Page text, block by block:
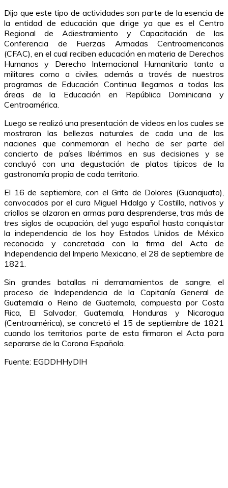
Dijo que este tipo de actividades son parte de la esencia de
la entidad de educación que dirige ya que es el Centro
Regional de Adiestramiento y Capacitación de las
Conferencia de Fuerzas Armadas Centroamericanas
(CFAC), en el cual reciben educación en materia de Derechos
Humanos y Derecho Internacional Humanitario tanto a
militares como a civiles, además a través de nuestros
programas de Educación Continua llegamos a todas las
áreas de la Educación en República Dominicana y
Centroamérica.
Luego se realizó una presentación de videos en los cuales se
mostraron las bellezas naturales de cada una de las
naciones que conmemoran el hecho de ser parte del
concierto de países libérrimos en sus decisiones y se
concluyó con una degustación de platos típicos de la
gastronomía propia de cada territorio.
El 16 de septiembre, con el Grito de Dolores (Guanajuato),
convocados por el cura Miguel Hidalgo y Costilla, nativos y
criollos se alzaron en armas para desprenderse, tras más de
tres siglos de ocupación, del yugo español hasta conquistar
la independencia de los hoy Estados Unidos de México
reconocida y concretada con la firma del Acta de
Independencia del Imperio Mexicano, el 28 de septiembre de
1821.
Sin grandes batallas ni derramamientos de sangre, el
proceso de Independencia de la Capitanía General de
Guatemala o Reino de Guatemala, compuesta por Costa
Rica, El Salvador, Guatemala, Honduras y Nicaragua
(Centroamérica), se concretó el 15 de septiembre de 1821
cuando los territorios parte de esta firmaron el Acta para
separarse de la Corona Española.
Fuente: EGDDHHyDIH